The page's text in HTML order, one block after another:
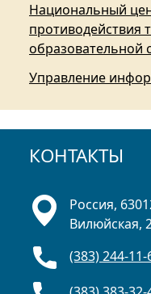
Национальный
противодействия
образовательной
Управление
КОНТАКТЫ
Россия,
Вилюйская,
(383) 244-